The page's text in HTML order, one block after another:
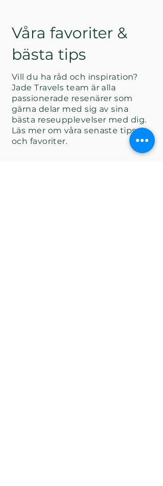
Våra favoriter &
bästa tips
Vill du ha råd och inspiration?
Jade Travels team är alla
passionerade resenärer som
gärna delar med sig av sina
bästa reseupplevelser med dig.
Läs mer om våra senaste tips
och favoriter.